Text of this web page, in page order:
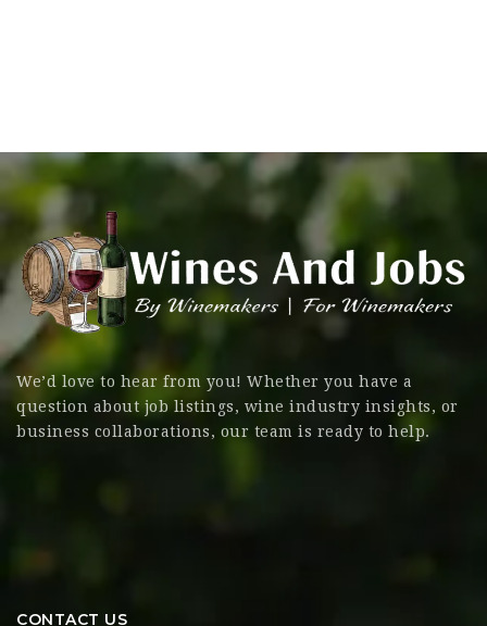
We’d love to hear from you! Whether you have a
question about job listings, wine industry insights, or
business collaborations, our team is ready to help.
CONTACT US